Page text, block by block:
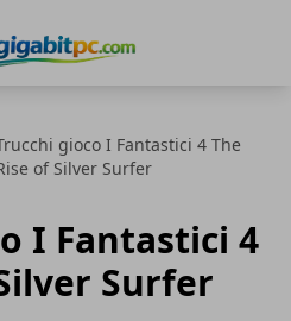
gioco I Fantastici 4 The
of Silver Surfer
I Fantastici 4
Surfer